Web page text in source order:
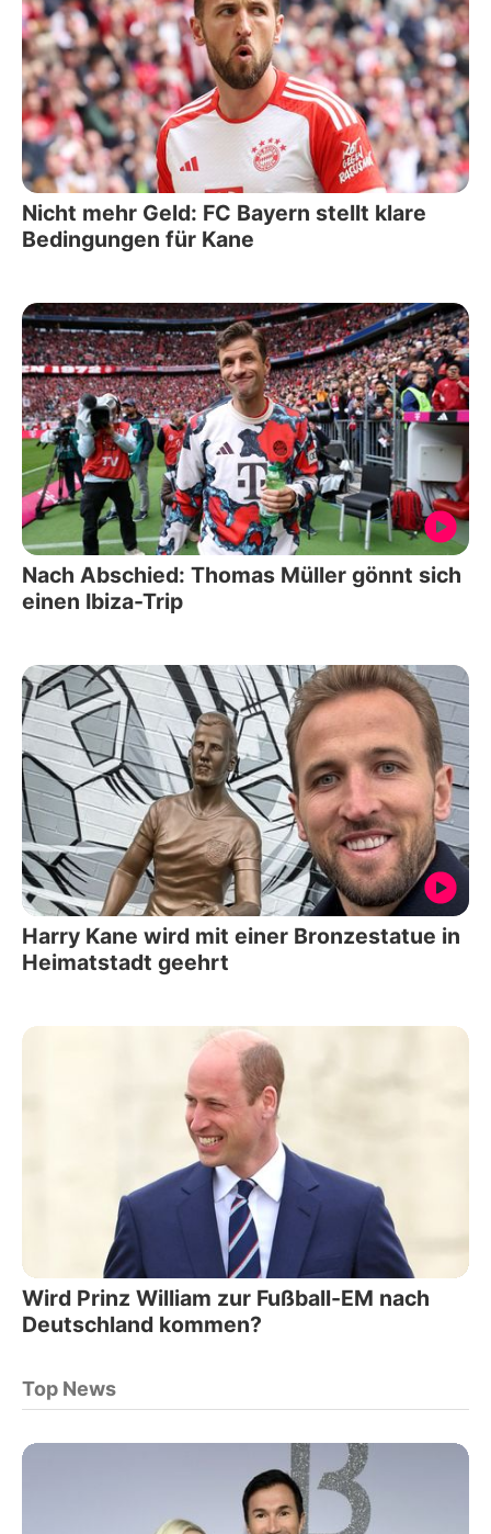
Nicht mehr Geld: FC Bayern stellt klare
Bedingungen für Kane
Nach Abschied: Thomas Müller gönnt sich
einen Ibiza-Trip
Harry Kane wird mit einer Bronzestatue in
Heimatstadt geehrt
Wird Prinz William zur Fußball-EM nach
Deutschland kommen?
Top News